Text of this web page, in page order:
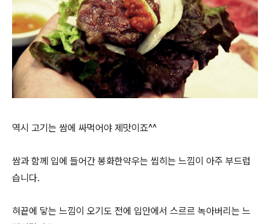
역시 고기는 쌈에 싸먹어야 제맛이죠^^
쌈과 함께 입에 들어간 봉화한약우는 씹히는 느낌이 아주 부드럽
습니다.
혀끝에 닿는 느낌이 오기도 전에 입안에서 스르르 녹아버리는 느